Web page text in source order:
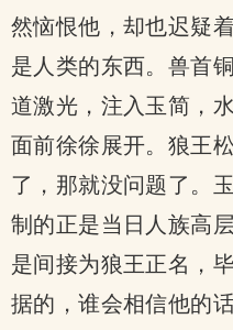
然恼恨他，却也迟疑
是人类的东西。兽首
道激光，注入玉简，
面前徐徐展开。狼王
了，那就没问题了。
制的正是当日人族高
是间接为狼王正名，
据的，谁会相信他的